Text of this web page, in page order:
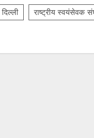
राष्ट्रीय स्वयंसेवक